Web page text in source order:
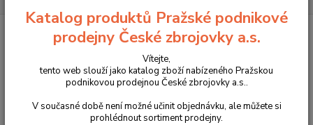
Pistolové a revolverové náboje
Náboje Speer 9mm Luger
Gold Dot Personal Protection JHP 7,5g
Náboje Speer 9mm Luger Gold
Dot Personal Protection JHP 7,5g
Katalog produktů Pražské podnikové
prodejny České zbrojovky a.s.
Vítejte,
tento web slouží jako katalog zboží nabízeného Pražskou
podnikovou prodejnou České zbrojovky a.s..
V současné době není možné učinit objednávku, ale můžete si
prohlédnout sortiment prodejny.